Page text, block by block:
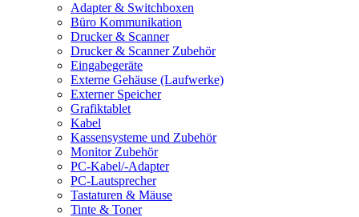
Adapter & Switchboxen
Büro Kommunikation
Drucker & Scanner
Drucker & Scanner Zubehör
Eingabegeräte
Externe Gehäuse (Laufwerke)
Externer Speicher
Grafiktablet
Kabel
Kassensysteme und Zubehör
Monitor Zubehör
PC-Kabel/-Adapter
PC-Lautsprecher
Tastaturen & Mäuse
Tinte & Toner